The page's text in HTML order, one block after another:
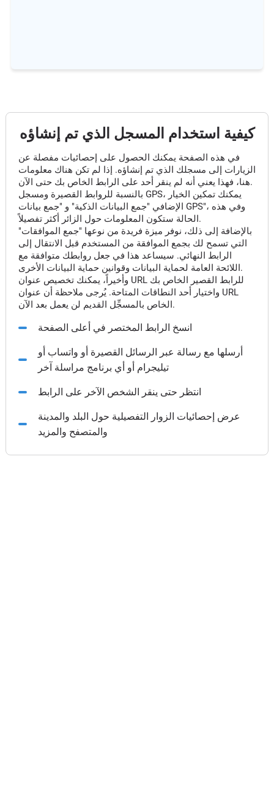
كيفية استخدام المسجل الذي تم إنشاؤه
في هذه الصفحة يمكنك الحصول على إحصائيات مفصلة عن
الزيارات إلى مسجلك الذي تم إنشاؤه. إذا لم تكن هناك معلومات
هنا، فهذا يعني أنه لم ينقر أحد على الرابط الخاص بك حتى الآن.
بالنسبة للروابط القصيرة ومسجل GPS، يمكنك تمكين الخيار
الإضافي "جمع البيانات الذكية" و "جمع بيانات GPS"، وفي هذه
الحالة ستكون المعلومات حول الزائر أكثر تفصيلاً.
بالإضافة إلى ذلك، نوفر ميزة فريدة من نوعها "جمع الموافقات"
التي تسمح لك بجمع الموافقة من المستخدم قبل الانتقال إلى
الرابط النهائي. سيساعد هذا في جعل روابطك متوافقة مع
اللائحة العامة لحماية البيانات وقوانين حماية البيانات الأخرى.
وأخيراً، يمكنك تخصيص عنوان URL للرابط القصير الخاص بك
واختيار أحد النطاقات المتاحة. يُرجى ملاحظة أن عنوان URL
الخاص بالمسجِّل القديم لن يعمل بعد الآن.
انسخ الرابط المختصر في أعلى الصفحة
أرسلها مع رسالة عبر الرسائل القصيرة أو واتساب أو
تيليجرام أو أي برنامج مراسلة آخر
انتظر حتى ينقر الشخص الآخر على الرابط
عرض إحصائيات الزوار التفصيلية حول البلد والمدينة
والمتصفح والمزيد